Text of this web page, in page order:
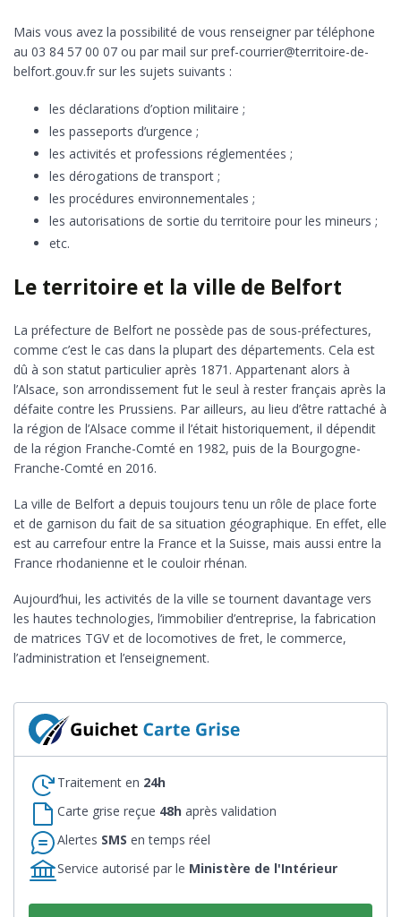
Mais vous avez la possibilité de vous renseigner par téléphone
au 03 84 57 00 07 ou par mail sur pref-courrier@territoire-de-
belfort.gouv.fr sur les sujets suivants :
les déclarations d’option militaire ;
les passeports d’urgence ;
les activités et professions réglementées ;
les dérogations de transport ;
les procédures environnementales ;
les autorisations de sortie du territoire pour les mineurs ;
etc.
Le territoire et la ville de Belfort
La préfecture de Belfort ne possède pas de sous-préfectures,
comme c’est le cas dans la plupart des départements. Cela est
dû à son statut particulier après 1871. Appartenant alors à
l’Alsace, son arrondissement fut le seul à rester français après la
défaite contre les Prussiens. Par ailleurs, au lieu d’être rattaché à
la région de l’Alsace comme il l’était historiquement, il dépendit
de la région Franche-Comté en 1982, puis de la Bourgogne-
Franche-Comté en 2016.
La ville de Belfort a depuis toujours tenu un rôle de place forte
et de garnison du fait de sa situation géographique. En effet, elle
est au carrefour entre la France et la Suisse, mais aussi entre la
France rhodanienne et le couloir rhénan.
Aujourd’hui, les activités de la ville se tournent davantage vers
les hautes technologies, l’immobilier d’entreprise, la fabrication
de matrices TGV et de locomotives de fret, le commerce,
l’administration et l’enseignement.
Traitement en 24h
Carte grise reçue 48h après validation
Alertes SMS en temps réel
Service autorisé par le Ministère de l'Intérieur